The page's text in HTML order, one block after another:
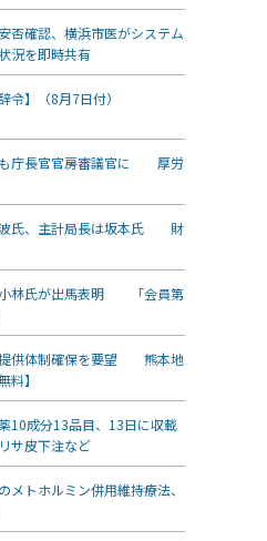
否確認、横浜市医がシステム
を即時共有
令】（8月7日付）
も庁長官官房審議官に 厚労
波氏、主計局長は坂本氏 財
小林氏が出馬表明 「会員第
提供体制確保を要望 熊本地
料】
10成分13品目、13日に収載
皮下注など
メトホルミン併用維持療法、